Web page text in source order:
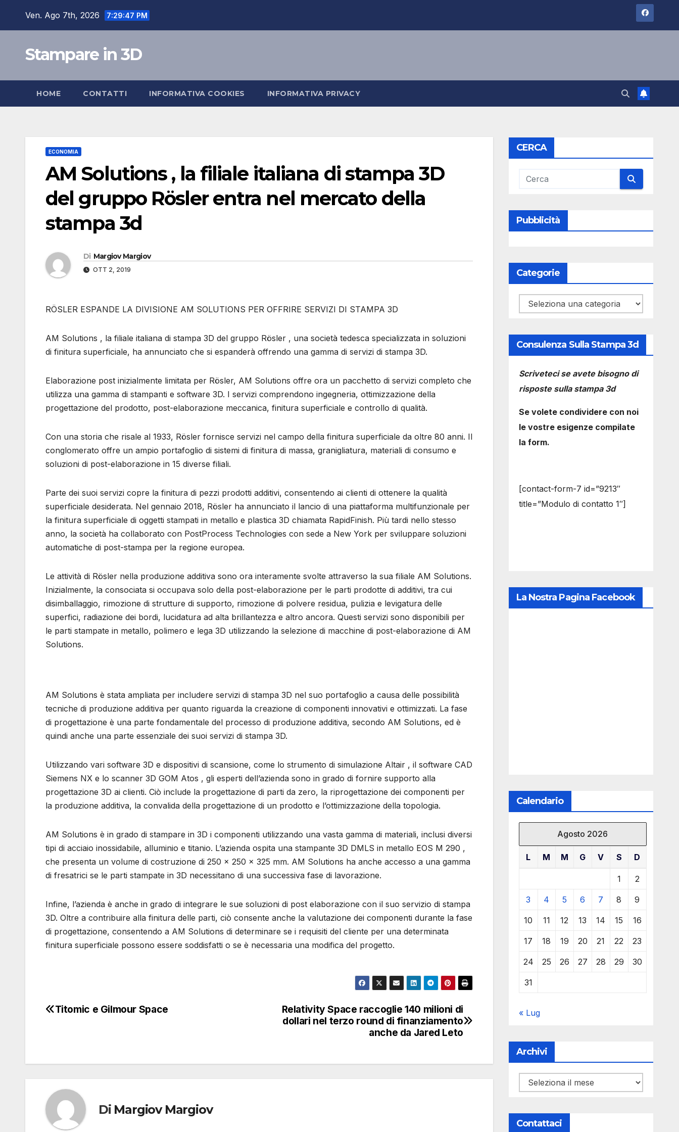
Ven. Ago 7th, 2026 7:29:47 PM
Stampare in 3D
HOME CONTATTI INFORMATIVA COOKIES INFORMATIVA PRIVACY
ECONOMIA
AM Solutions , la filiale italiana di stampa 3D
del gruppo Rösler entra nel mercato della
stampa 3d
Di Margiov Margiov
OTT 2, 2019
RÖSLER ESPANDE LA DIVISIONE AM SOLUTIONS PER OFFRIRE SERVIZI DI STAMPA 3D
AM Solutions , la filiale italiana di stampa 3D del gruppo Rösler , una società tedesca specializzata in soluzioni
di finitura superficiale, ha annunciato che si espanderà offrendo una gamma di servizi di stampa 3D.
Elaborazione post inizialmente limitata per Rösler, AM Solutions offre ora un pacchetto di servizi completo che
utilizza una gamma di stampanti e software 3D. I servizi comprendono ingegneria, ottimizzazione della
progettazione del prodotto, post-elaborazione meccanica, finitura superficiale e controllo di qualità.
Con una storia che risale al 1933, Rösler fornisce servizi nel campo della finitura superficiale da oltre 80 anni. Il
conglomerato offre un ampio portafoglio di sistemi di finitura di massa, granigliatura, materiali di consumo e
soluzioni di post-elaborazione in 15 diverse filiali.
Parte dei suoi servizi copre la finitura di pezzi prodotti additivi, consentendo ai clienti di ottenere la qualità
superficiale desiderata. Nel gennaio 2018, Rösler ha annunciato il lancio di una piattaforma multifunzionale per
la finitura superficiale di oggetti stampati in metallo e plastica 3D chiamata RapidFinish. Più tardi nello stesso
anno, la società ha collaborato con PostProcess Technologies con sede a New York per sviluppare soluzioni
automatiche di post-stampa per la regione europea.
Le attività di Rösler nella produzione additiva sono ora interamente svolte attraverso la sua filiale AM ​​Solutions.
Inizialmente, la consociata si occupava solo della post-elaborazione per le parti prodotte di additivi, tra cui
disimballaggio, rimozione di strutture di supporto, rimozione di polvere residua, pulizia e levigatura delle
superfici, radiazione dei bordi, lucidatura ad alta brillantezza e altro ancora. Questi servizi sono disponibili per
le parti stampate in metallo, polimero e lega 3D utilizzando la selezione di macchine di post-elaborazione di AM
Solutions.
AM Solutions è stata ampliata per includere servizi di stampa 3D nel suo portafoglio a causa delle possibilità
tecniche di produzione additiva per quanto riguarda la creazione di componenti innovativi e ottimizzati. La fase
di progettazione è una parte fondamentale del processo di produzione additiva, secondo AM Solutions, ed è
quindi anche una parte essenziale dei suoi servizi di stampa 3D.
Utilizzando vari software 3D e dispositivi di scansione, come lo strumento di simulazione Altair , il software CAD
Siemens NX e lo scanner 3D GOM Atos , gli esperti dell’azienda sono in grado di fornire supporto alla
progettazione 3D ai clienti. Ciò include la progettazione di parti da zero, la riprogettazione dei componenti per
la produzione additiva, la convalida della progettazione di un prodotto e l’ottimizzazione della topologia.
AM Solutions è in grado di stampare in 3D i componenti utilizzando una vasta gamma di materiali, inclusi diversi
tipi di acciaio inossidabile, alluminio e titanio. L’azienda ospita una stampante 3D DMLS in metallo EOS M 290 ,
che presenta un volume di costruzione di 250 x 250 x 325 mm. AM Solutions ha anche accesso a una gamma
di fresatrici se le parti stampate in 3D necessitano di una successiva fase di lavorazione.
Infine, l’azienda è anche in grado di integrare le sue soluzioni di post elaborazione con il suo servizio di stampa
3D. Oltre a contribuire alla finitura delle parti, ciò consente anche la valutazione dei componenti durante la fase
di progettazione, consentendo a AM Solutions di determinare se i requisiti del cliente per una determinata
finitura superficiale possono essere soddisfatti o se è necessaria una modifica del progetto.
Navigazione
Relativity Space raccoglie 140 milioni di
dollari nel terzo round di finanziamento
anche da Jared Leto
Titomic e Gilmour Space
Di Margiov Margiov
CERCA
Pubblicità
Categorie
Categorie
Consulenza Sulla Stampa 3d
Scriveteci se avete bisogno di
risposte sulla stampa 3d
Se volete condividere con noi
le vostre esigenze compilate
la form.
[contact-form-7 id=”9213″
title=”Modulo di contatto 1″]
La Nostra Pagina Facebook
Calendario
Agosto 2026
L M M G V S D
1 2
3 4 5 6 7 8 9
10 11 12 13 14 15 16
17 18 19 20 21 22 23
24 25 26 27 28 29 30
31
« Lug
Archivi
Archivi
Contattaci